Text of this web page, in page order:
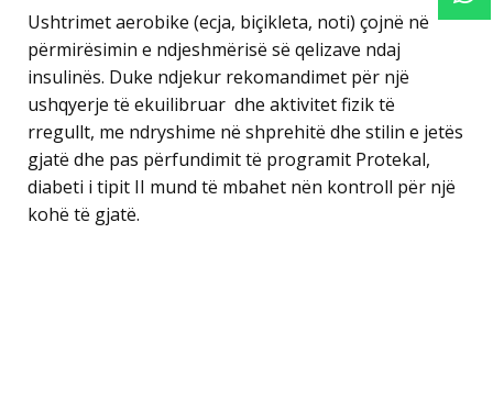
Ushtrimet aerobike (ecja, biçikleta, noti) çojnë në
përmirësimin e ndjeshmërisë së qelizave ndaj
insulinës. Duke ndjekur rekomandimet për një
ushqyerje të ekuilibruar dhe aktivitet fizik të
rregullt, me ndryshime në shprehitë dhe stilin e jetës
gjatë dhe pas përfundimit të programit Protekal,
diabeti i tipit II mund të mbahet nën kontroll për një
kohë të gjatë.